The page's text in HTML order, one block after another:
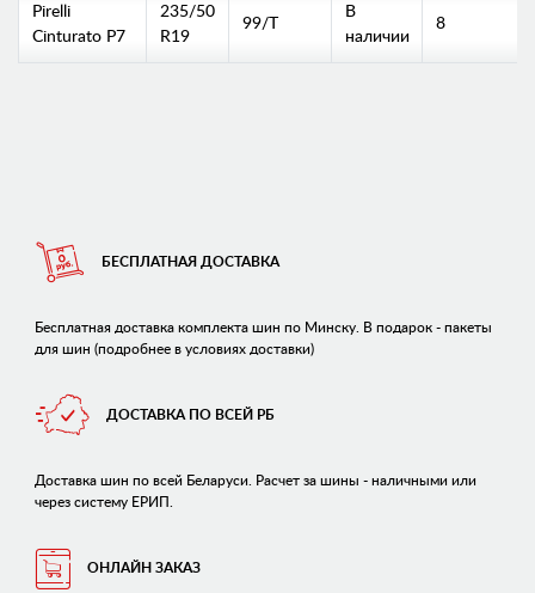
Pirelli
Cinturato P7
235/50
R19
99/T
В
наличии
8
БЕСПЛАТНАЯ ДОСТАВКА
Бесплатная доставка комплекта шин по Минску. В подарок - пакеты
для шин (подробнее в условиях доставки)
ДОСТАВКА ПО ВСЕЙ РБ
Доставка шин по всей Беларуси. Расчет за шины - наличными или
через систему ЕРИП.
ОНЛАЙН ЗАКАЗ